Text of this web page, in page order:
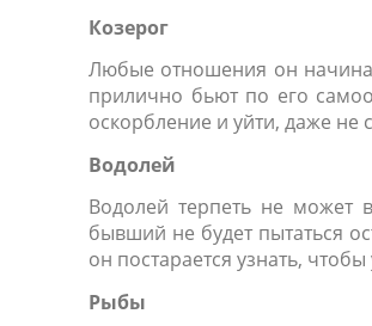
Козерог
Любые отношения он
прилично бьют по его
оскорбление и уйти, даже не
Водолей
Водолей терпеть не может
бывший не будет пытаться
он постарается узнать,
Рыбы